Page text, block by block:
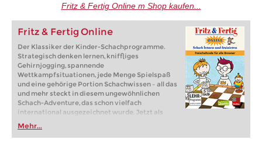
Fritz & Fertig Online m Shop kaufen...
Fritz & Fertig Online
Der Klassiker der Kinder-Schachprogramme.
Strategisch denken lernen, kniffliges
Gehirnjogging, spannende
Wettkampfsituationen, jede Menge Spielspaß
und eine gehörige Portion Schachwissen – all das
und mehr steckt in diesem ungewöhnlichen
Schach-Adventure, das schon vielfach
international ausgezeichnet wurde. Jetzt als
Browserspiel für PC, iPad, Tablet u.s.w.
Mehr...